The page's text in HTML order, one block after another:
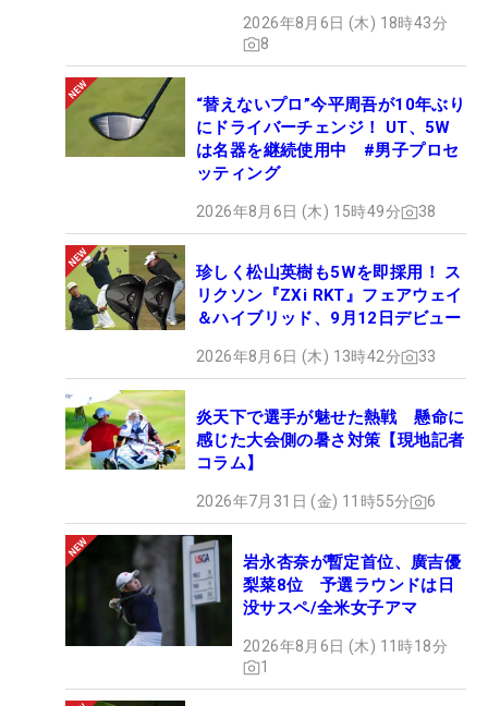
【同学年の最終日最終組】
・2010年 ゴルフ5レディス
飯島茜、イム・ウナ、上原彩子（83年度）
・2014年 ダイキンオーキッドレディス
川満陽香理、テレサ・ルー、穴井詩（87年度）
・2014年 ヤマハレディース葛城
笠りつ子、アン・ソンジュ、吉田弓美子（87年度）
・2014年 フジサンケイレディス
原江里菜、アン・ソンジュ、笠りつ子（87年度）
・2016年 ほけんの窓口レディース
申ジエ、キム・ハヌル、イ・ボミ（87年度）
・2024年 ミネベアミツミレディス
川崎春花、櫻井心那、尾関彩美悠（2003年度）
【主催者推薦V】
・1990年 大王製紙エリエール 村井真由美
・1992年 安比高原レディース 肥後かおり
・1998年 カトキチクイーンズ 上田珠代
・2023年 アクサレディス 山内日菜子
・2024年 アクサレディス 臼井麗香
2026年8月6日 (木) 18時43分
8
“替えないプロ”今平周吾が10年ぶり
にドライバーチェンジ！ UT、5W
は名器を継続使用中 #男子プロセ
ッティング
2026年8月6日 (木) 15時49分 38
珍しく松山英樹も5Wを即採用！ ス
リクソン『ZXi RKT』フェアウェイ
＆ハイブリッド、9月12日デビュー
2026年8月6日 (木) 13時42分 33
炎天下で選手が魅せた熱戦 懸命に
感じた大会側の暑さ対策【現地記者
コラム】
2026年7月31日 (金) 11時55分 6
岩永杏奈が暫定首位、廣吉優
梨菜8位 予選ラウンドは日
没サスペ/全米女子アマ
2026年8月6日 (木) 11時18分
1